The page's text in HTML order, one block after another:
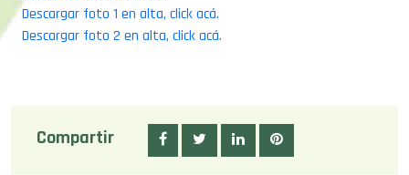
Descargar foto 1 en alta, click acá.
Descargar foto 2 en alta, click acá.
Compartir